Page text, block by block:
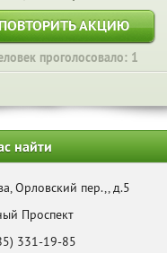
АКЦИЮ
проголосовало: 1
найти
Орловский пер.,, д.5
Проспект
331-19-85